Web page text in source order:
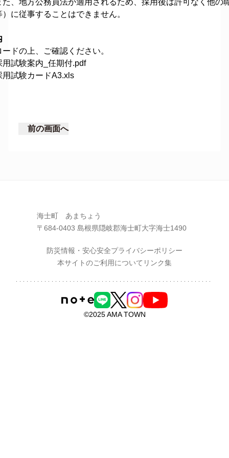
た、地方公務員法が適用されるため、採用後は許可なく他の
に従事することはできません。
ドの上、ご確認ください。
用試験案内_任期付.pdf
用試験カードA3.xls
前の画面へ
海士町 あまちょう
〒684-0403 島根県隠岐郡海士町大字海士1490
防災情報・安心安全プライバシーポリシー
本サイトのご利用について リンク集
©2025 AMA TOWN